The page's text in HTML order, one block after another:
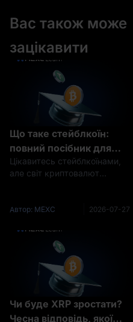
Вас також може
зацікавити
Що таке стейблкоїн:
повний посібник для
початківців про
стабільні криптовалюти
Цікавитесь стейблкоїнами,
але світ криптовалют
можуть бути складними,
починає знайомство з цією
сферою. Цей детальний по
Автор: MEXC 2026-07-27
Чи буде XRP зростати?
Чесна відповідь, якої